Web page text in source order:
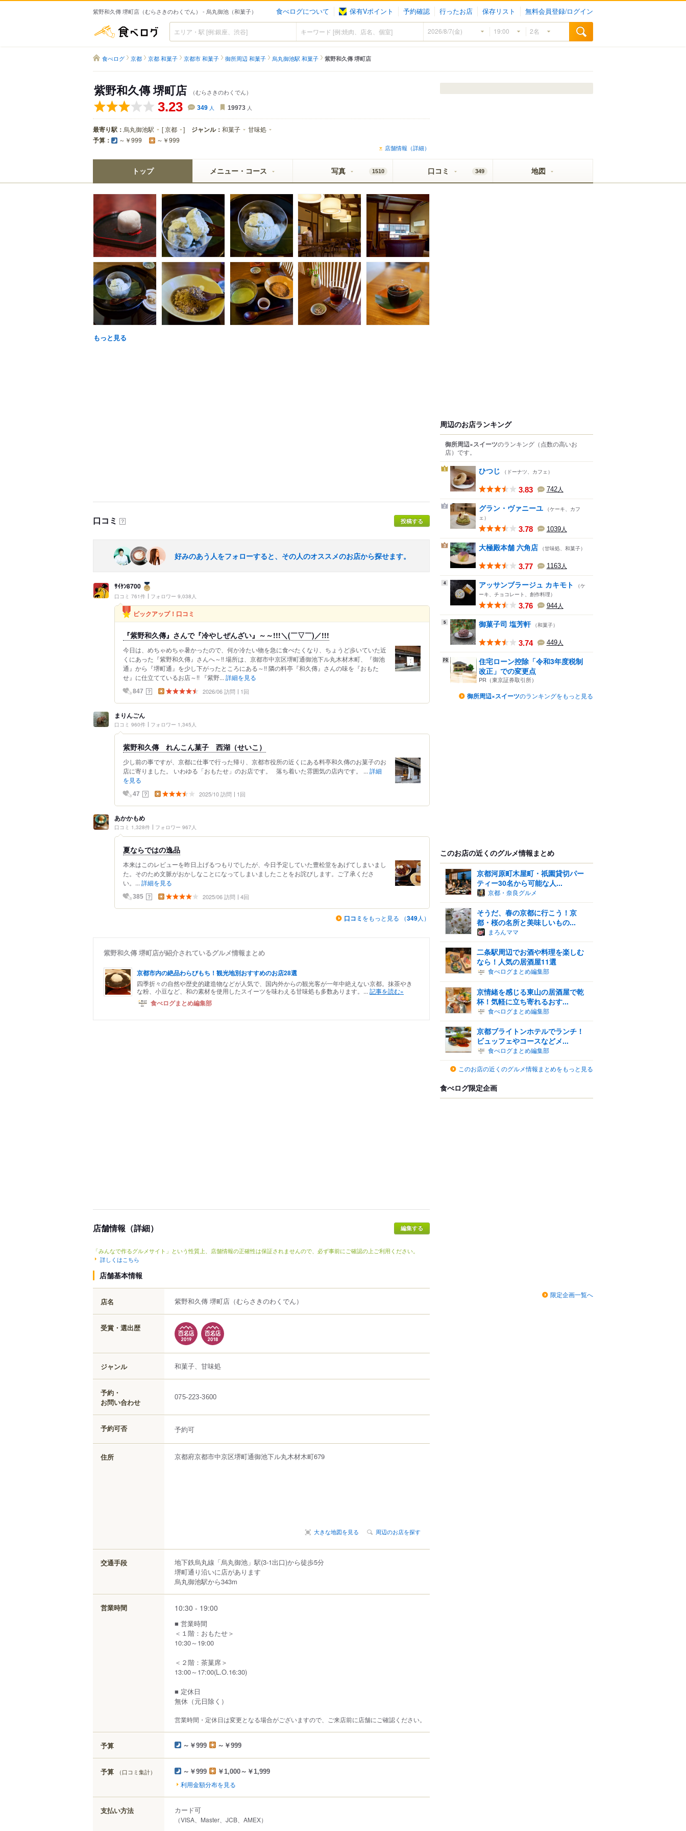
紫野和久傳 堺町店（むらさきのわくでん） - 烏丸御池（和菓子） 食べログについて 保有Vポイント 予約確認 行ったお店 保存リスト 無料会員登録/ログイン
食べログ
食べログ 京都 京都 和菓子 京都市 和菓子 御所周辺 和菓子 烏丸御池駅 和菓子 紫野和久傳 堺町店
紫野和久傳 堺町店 （むらさきのわくでん）
3.23 349 人 19973 人
最寄り駅： 烏丸御池駅 [京都 ] ジャンル： 和菓子 甘味処
予算： ～￥999 ～￥999
店舗情報（詳細）
トップ メニュー・コース 写真 1510 口コミ 349 地図
もっと見る
口コミ ？ 投稿する
好みのあう人をフォローすると、その人のオススメのお店から探せます。
ｻｲｹﾝ8700
口コミ 761件 フォロワー 9,038人
ピックアップ！口コミ
『紫野和久傳』さんで『冷やしぜんざい』～～!!!＼(￣▽￣)／!!!
今日は、めちゃめちゃ暑かったので、何か冷たい物を急に食べたくなり、ちょうど歩いていた近
くにあった『紫野和久傳』さんへ～!! 場所は、京都市中京区堺町通御池下ル丸木材木町、『御池
通』から『堺町通』を少し下がったところにある～!! 隣の料亭『和久傳』さんの味を『おもた
せ』に仕立てているお店～!! 『紫野... 詳細を見る
847 ？ 2026/06 訪問 1回
まりんごん
口コミ 960件 フォロワー 1,345人
紫野和久傳 れんこん菓子 西湖（せいこ）
少し前の事ですが、京都に仕事で行った帰り、京都市役所の近くにある料亭和久傳のお菓子のお
店に寄りました。 いわゆる「おもたせ」のお店です。 落ち着いた雰囲気の店内です。 ... 詳細
を見る
47 ？ 2025/10 訪問 1回
あかかもめ
口コミ 1,328件 フォロワー 967人
夏ならではの逸品
本来はこのレビューを昨日上げるつもりでしたが、今日予定していた豊松堂をあげてしまいまし
た。そのため文脈がおかしなことになってしまいましたことをお詫びします。ご了承くださ
い。... 詳細を見る
385 ？ 2025/06 訪問 4回
口コミ をもっと見る （349人）
紫野和久傳 堺町店が紹介されているグルメ情報まとめ
京都市内の絶品わらびもち！観光地別おすすめのお店28選
四季折々の自然や歴史的建造物などが人気で、国内外からの観光客が一年中絶えない京都。抹茶やき
な粉、小豆など、和の素材を使用したスイーツを味わえる甘味処も多数あります。... 記事を読む»
食べログまとめ編集部
店舗情報（詳細）
「みんなで作るグルメサイト」という性質上、店舗情報の正確性は保証されませんので、必ず事前にご確認の上ご利用ください。
詳しくはこちら
店舗基本情報
店名 紫野和久傳 堺町店 （むらさきのわくでん）
受賞・選出歴
ジャンル 和菓子、甘味処
予約・
お問い合わせ
075-223-3600
予約可否 予約可
住所 京都府京都市中京区堺町通御池下ル丸木材木町679
大きな地図を見る 周辺のお店を探す
交通手段
地下鉄烏丸線「烏丸御池」駅(3-1出口)から徒歩5分
堺町通り沿いに店があります
烏丸御池駅から343m
営業時間 10:30 - 19:00
■ 営業時間
＜１階：おもたせ＞
10:30～19:00
＜２階：茶菓席＞
13:00～17:00(L.O.16:30)
■ 定休日
無休（元日除く）
営業時間・定休日は変更となる場合がございますので、ご来店前に店舗にご確認ください。
予算 ～￥999 ～￥999
予算 （口コミ集計） ～￥999 ￥1,000～￥1,999
利用金額分布を見る
支払い方法 カード可
（VISA、Master、JCB、AMEX）
周辺のお店ランキング
御所周辺×スイーツのランキング （点数の高いお
店） です。
1 ひつじ （ドーナツ、カフェ）
3.83 742人
2 グラン・ヴァニーユ （ケーキ、カフ
ェ）
3.78 1039人
3 大極殿本舗 六角店 （甘味処、和菓子）
3.77 1163人
4 アッサンブラージュ カキモト
（ケ
ーキ、チョコレート、創作料理）
3.76 944人
5 御菓子司 塩芳軒 （和菓子）
3.74 449人
住宅ローン控除「令和3年度税制
改正」での変更点
PR（東京証券取引所）
御所周辺×スイーツのランキングをもっと見る
このお店の近くのグルメ情報まとめ
京都河原町木屋町・祇園貸切パー
ティー30名から可能な人...
京都・奈良グルメ
そうだ、春の京都に行こう！京
都・桜の名所と美味しいもの...
まろんママ
二条駅周辺でお酒や料理を楽しむ
なら！人気の居酒屋11選
食べログまとめ編集部
京情緒を感じる東山の居酒屋で乾
杯！気軽に立ち寄れるおす...
食べログまとめ編集部
京都ブライトンホテルでランチ！
ビュッフェやコースなどメ...
食べログまとめ編集部
このお店の近くのグルメ情報まとめをもっと見る
食べログ限定企画
限定企画一覧へ